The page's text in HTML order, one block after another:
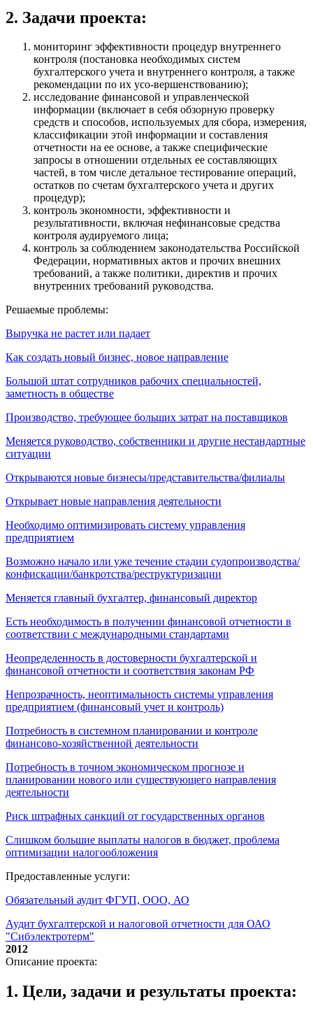
2. Задачи проекта:
мониторинг эффективности процедур внутреннего
контроля (постановка необходимых систем
бухгалтерского учета и внутреннего контроля, а также
рекомендации по их усо-вершенствованию);
исследование финансовой и управленческой
информации (включает в себя обзорную проверку
средств и способов, используемых для сбора, измерения,
классификации этой информации и составления
отчетности на ее основе, а также специфические
запросы в отношении отдельных ее составляющих
частей, в том числе детальное тестирование операций,
остатков по счетам бухгалтерского учета и других
процедур);
контроль экономности, эффективности и
результативности, включая нефинансовые средства
контроля аудируемого лица;
контроль за соблюдением законодательства Российской
Федерации, нормативных актов и прочих внешних
требований, а также политики, директив и прочих
внутренних требований руководства.
Решаемые проблемы:
Выручка не растет или падает
Как создать новый бизнес, новое направление
Большой штат сотрудников рабочих специальностей,
заметность в обществе
Производство, требующее больших затрат на поставщиков
Меняется руководство, собственники и другие нестандартные
ситуации
Открываются новые бизнесы/представительства/филиалы
Открывает новые направления деятельности
Необходимо оптимизировать систему управления
предприятием
Возможно начало или уже течение стадии судопроизводства/
конфискации/банкротства/реструктуризации
Меняется главный бухгалтер, финансовый директор
Есть необходимость в получении финансовой отчетности в
соответствии с международными стандартами
Неопределенность в достоверности бухгалтерской и
финансовой отчетности и соответствия законам РФ
Непрозрачность, неоптимальность системы управления
предприятием (финансовый учет и контроль)
Потребность в системном планировании и контроле
финансово-хозяйственной деятельности
Потребность в точном экономическом прогнозе и
планировании нового или существующего направления
деятельности
Риск штрафных санкций от государственных органов
Слишком большие выплаты налогов в бюджет, проблема
оптимизации налогообложения
Предоставленные услуги:
Обязательный аудит ФГУП, ООО, АО
Аудит бухгалтерской и налоговой отчетности для ОАО
"Сибэлектротерм"
2012
Описание проекта:
1. Цели, задачи и результаты проекта: